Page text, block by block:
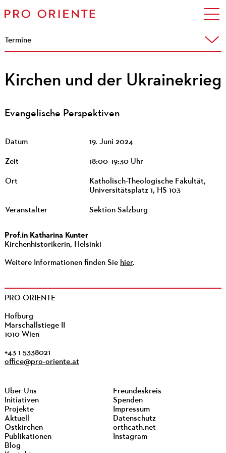
Termine
Kirchen und der Ukrainekrieg
Evangelische Perspektiven
Datum 19. Juni 2024
Zeit 18:00–19:30 Uhr
Ort
Katholisch-Theologische Fakultät,
Universitätsplatz 1, HS 103
Veranstalter Sektion Salzburg
Prof.in Katharina Kunter
Kirchenhistorikerin, Helsinki
Weitere Informationen finden Sie hier.
PRO ORIENTE
Hofburg
Marschallstiege II
1010 Wien
+43 1 5338021
office@pro-oriente.at
Über Uns
Initiativen
Projekte
Aktuell
Ostkirchen
Publikationen
Blog
Freundeskreis
Spenden
Impressum
Datenschutz
orthcath.net
Instagram